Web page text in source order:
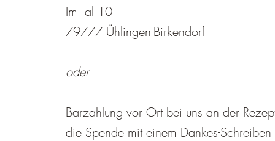
Im Tal 10
79777 Ühlingen-Birkendorf
oder
Barzahlung vor Ort bei uns an der
die Spende mit einem Dankes-